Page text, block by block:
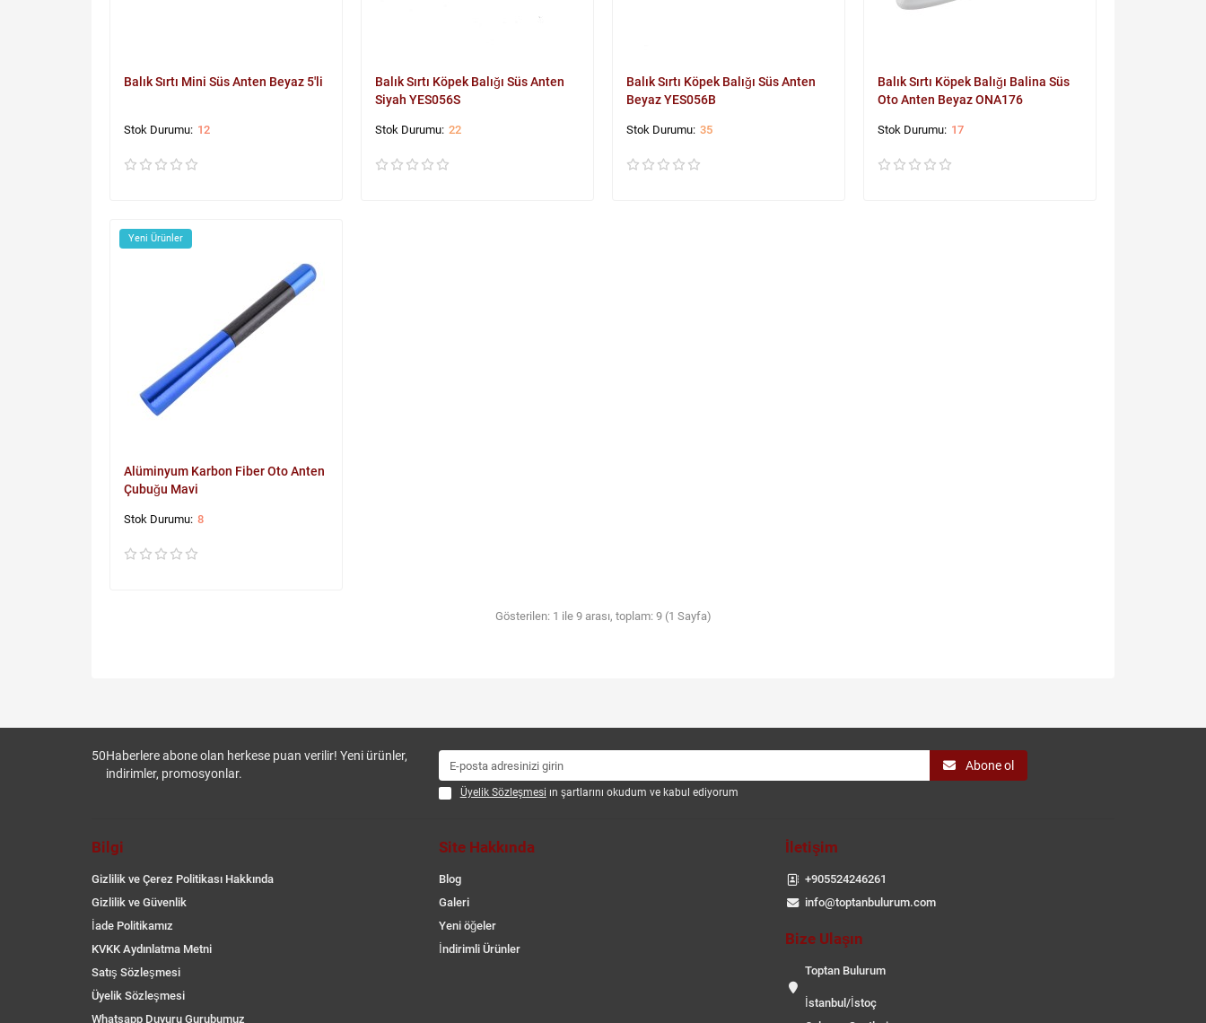
Balık Sırtı Mini Süs Anten Beyaz 5'li
12
Balık Sırtı Köpek Balığı Süs Anten
Siyah YES056S
22
Balık Sırtı Köpek Balığı Süs Anten
Beyaz YES056B
35
Balık Sırtı Köpek Balığı Balina Süs
Oto Anten Beyaz ONA176
17
Yeni Ürünler
Alüminyum Karbon Fiber Oto Anten
Çubuğu Mavi
8
Gösterilen: 1 ile 9 arası, toplam: 9 (1 Sayfa)
50Haberlere abone olan herkese puan verilir! Yeni ürünler,
indirimler, promosyonlar.
Abone ol
Üyelik Sözleşmesi ın şartlarını okudum ve kabul ediyorum
Bilgi
Gizlilik ve Çerez Politikası Hakkında
Gizlilik ve Güvenlik
İade Politikamız
KVKK Aydınlatma Metni
Satış Sözleşmesi
Üyelik Sözleşmesi
Whatsapp Duyuru Gurubumuz
Site Hakkında
Blog
Galeri
Yeni öğeler
İndirimli Ürünler
İletişim
+905524246261
info@toptanbulurum.com
Bize Ulaşın
Toptan Bulurum
İstanbul/İstoç